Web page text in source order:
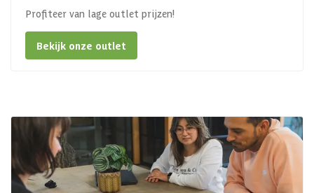
Profiteer van lage outlet prijzen!
Bekijk onze outlet